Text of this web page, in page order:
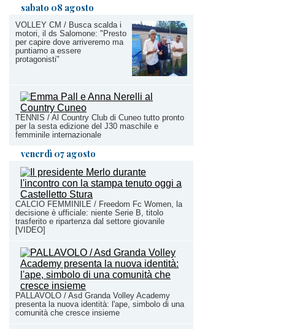
sabato 08 agosto
VOLLEY CM / Busca scalda i
motori, il ds Salomone: "Presto
per capire dove arriveremo ma
puntiamo a essere
protagonisti"
TENNIS / Al Country Club di Cuneo tutto pronto
per la sesta edizione del J30 maschile e
femminile internazionale
venerdì 07 agosto
CALCIO FEMMINILE / Freedom Fc Women, la
decisione è ufficiale: niente Serie B, titolo
trasferito e ripartenza dal settore giovanile
[VIDEO]
PALLAVOLO / Asd Granda Volley Academy
presenta la nuova identità: l'ape, simbolo di una
comunità che cresce insieme